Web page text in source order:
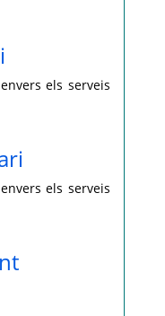
els serveis
els serveis